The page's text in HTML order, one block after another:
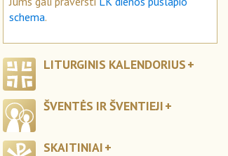
schema.
LITURGINIS KALENDORIUS
ŠVENTĖS IR ŠVENTIEJI
SKAITINIAI